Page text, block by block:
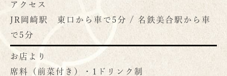
アクセス
JR岡崎駅 東口から車で5分 / 名鉄美合駅から車
で5分
お店より
席料（前菜付き）・1ドリンク制